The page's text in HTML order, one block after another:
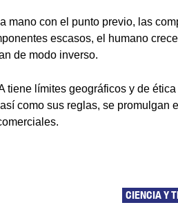
mano con el punto previo, las
escasos, el humano
de modo inverso.
tiene límites geográficos y de
como sus reglas, se promulgan
CIENCIA Y